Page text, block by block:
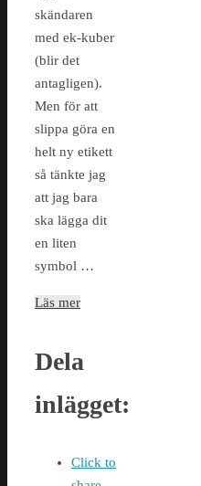
skändaren
med ek-kuber
(blir det
antagligen).
Men för att
slippa göra en
helt ny etikett
så tänkte jag
att jag bara
ska lägga dit
en liten
symbol …
Läs mer
Dela
inlägget:
Click to